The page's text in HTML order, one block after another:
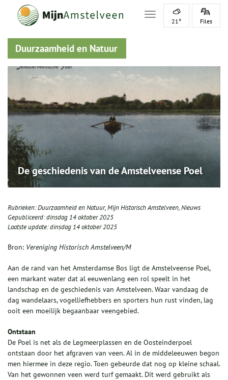
Toggle navigation
21° Files
Duurzaamheid en Natuur
De geschiedenis van de Amstelveense Poel
Rubrieken:Duurzaamheid en Natuur,Mijn Historisch Amstelveen,Nieuws
Gepubliceerd:dinsdag 14 oktober 2025
Laatste update:dinsdag 14 oktober 2025
Bron: Vereniging Historisch Amstelveen/M
Aan de rand van het Amsterdamse Bos ligt de Amstelveense Poel,
een markant water dat al eeuwenlang een rol speelt in het
landschap en de geschiedenis van Amstelveen. Waar vandaag de
dag wandelaars, vogelliefhebbers en sporters hun rust vinden, lag
ooit een moeilijk begaanbaar veengebied.
Ontstaan
De Poel is net als de Legmeerplassen en de Oosteinderpoel
ontstaan door het afgraven van veen. Al in de middeleeuwen begon
men hiermee in deze regio. Toen gebeurde dat nog op kleine schaal.
Van het gewonnen veen werd turf gemaakt. Dit werd gebruikt als